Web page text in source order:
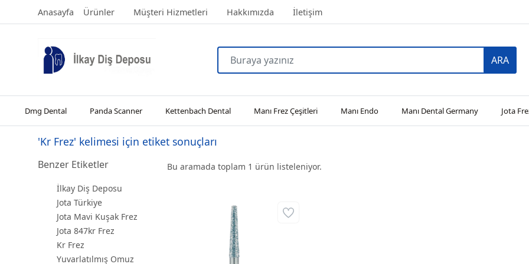
Anasayfa Ürünler Müşteri Hizmetleri Hakkımızda İletişim
ARA
Dmg Dental Panda Scanner Kettenbach Dental Manı Frez Çeşitleri Manı Endo Manı Dental Germany Jota
'Kr Frez' kelimesi için etiket sonuçları
Benzer Etiketler
İlkay Diş Deposu
Jota Türkiye
Jota Mavi Kuşak Frez
Jota 847kr Frez
Kr Frez
Yuvarlatılmış Omuz
Bu aramada toplam 1 ürün listeleniyor.